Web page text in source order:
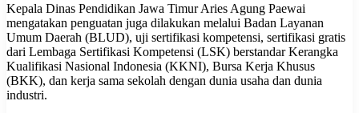
Kepala Dinas Pendidikan Jawa Timur Aries Agung Paewai
mengatakan penguatan juga dilakukan melalui Badan Layanan
Umum Daerah (BLUD), uji sertifikasi kompetensi, sertifikasi gratis
dari Lembaga Sertifikasi Kompetensi (LSK) berstandar Kerangka
Kualifikasi Nasional Indonesia (KKNI), Bursa Kerja Khusus
(BKK), dan kerja sama sekolah dengan dunia usaha dan dunia
industri.